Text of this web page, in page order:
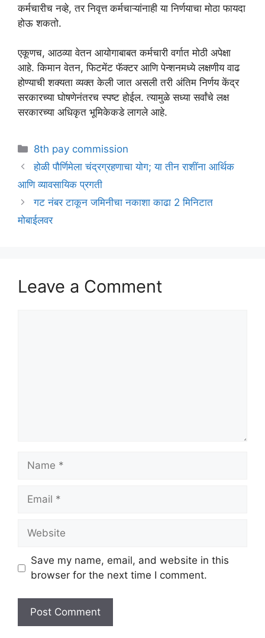
कर्मचारीच नव्हे, तर निवृत्त कर्मचाऱ्यांनाही या निर्णयाचा मोठा फायदा
होऊ शकतो.
एकूणच, आठव्या वेतन आयोगाबाबत कर्मचारी वर्गात मोठी अपेक्षा
आहे. किमान वेतन, फिटमेंट फॅक्टर आणि पेन्शनमध्ये लक्षणीय वाढ
होण्याची शक्यता व्यक्त केली जात असली तरी अंतिम निर्णय केंद्र
सरकारच्या घोषणेनंतरच स्पष्ट होईल. त्यामुळे सध्या सर्वांचे लक्ष
सरकारच्या अधिकृत भूमिकेकडे लागले आहे.
Categories
8th pay commission
होळी पौर्णिमेला चंद्रग्रहणाचा योग; या तीन राशींना आर्थिक
आणि व्यावसायिक प्रगती
गट नंबर टाकून जमिनीचा नकाशा काढा 2 मिनिटात
मोबाईलवर
Leave a Comment
Name
Email
Website
Save my name, email, and website in this
browser for the next time I comment.